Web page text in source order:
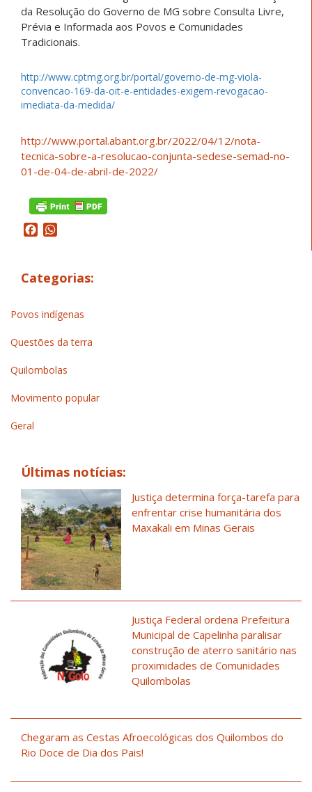
da Resolução do Governo de MG sobre Consulta Livre,
Prévia e Informada aos Povos e Comunidades
Tradicionais.
http://www.cptmg.org.br/portal/governo-de-mg-viola-
convencao-169-da-oit-e-entidades-exigem-revogacao-
imediata-da-medida/
http://www.portal.abant.org.br/2022/04/12/nota-
tecnica-sobre-a-resolucao-conjunta-sedese-semad-no-
01-de-04-de-abril-de-2022/
Facebook
Categorias:
Povos indígenas
Questões da terra
Quilombolas
Movimento popular
Geral
Últimas notícias:
Justiça determina força-tarefa para
enfrentar crise humanitária dos
Maxakali em Minas Gerais
Justiça Federal ordena Prefeitura
Municipal de Capelinha paralisar
construção de aterro sanitário nas
proximidades de Comunidades
Quilombolas
Chegaram as Cestas Afroecológicas dos Quilombos do
Rio Doce de Dia dos Pais!